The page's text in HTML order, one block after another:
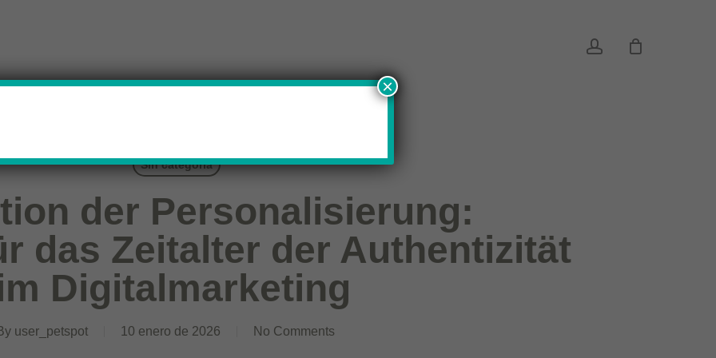
account
Sin categoría
der Personalisierung:
das Zeitalter der Authentizität
Digitalmarketing
user_petspot 10 enero de 2026 No Comments
×